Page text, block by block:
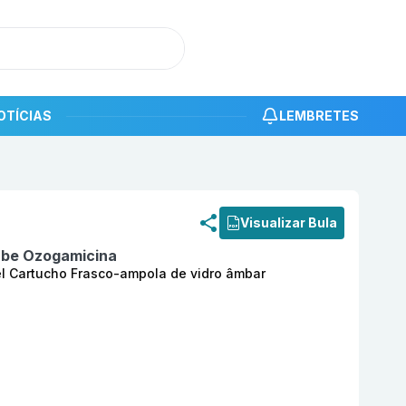
LEMBRETES
Visualizar Bula
Ozogamicina
Cartucho Frasco-ampola de vidro âmbar